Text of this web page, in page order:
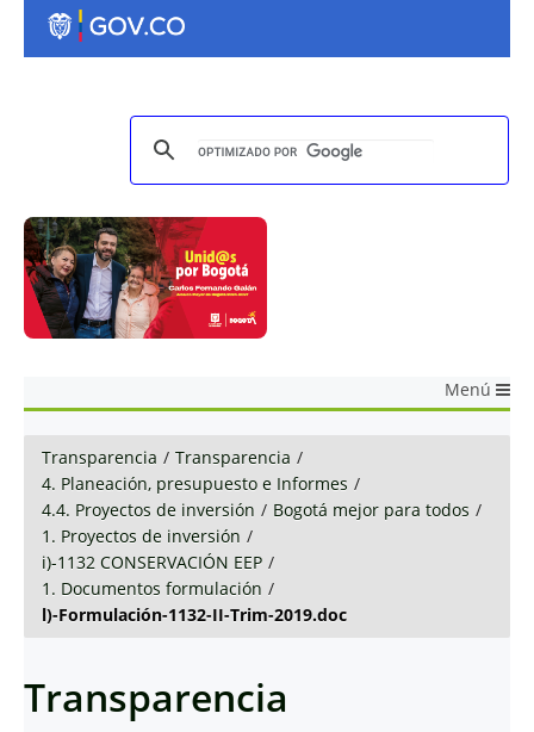
Menú
Transparencia / Transparencia /
4. Planeación, presupuesto e Informes /
4.4. Proyectos de inversión / Bogotá mejor para todos /
1. Proyectos de inversión /
i)-1132 CONSERVACIÓN EEP /
1. Documentos formulación /
l)-Formulación-1132-II-Trim-2019.doc
Transparencia